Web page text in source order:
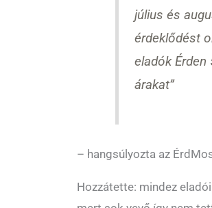
július és
érdeklődést
eladók
árakat”
– hangsúlyozta az
Hozzátette: mindez